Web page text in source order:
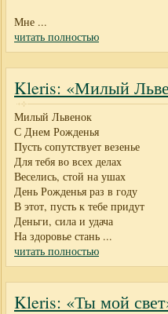
Мне ...
читать полностью
Kleris: «Милый
Милый Львенок
С Днем Рожденья
Пусть сопутствует везенье
Для тебя во всех делах
Веселись, стой на ушах
День Рожденья раз в году
В этот, пусть к тебе придут
Деньги, сила и удача
На здоровье стань ...
читать полностью
Kleris: «Ты мой